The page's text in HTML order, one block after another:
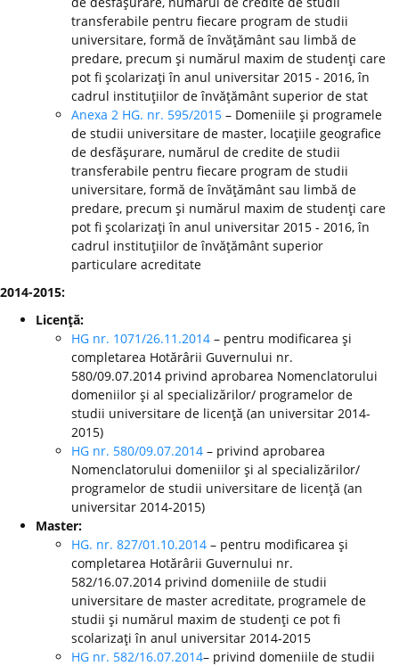
transferabile pentru fiecare program de studii
universitare, formă de învăţământ sau limbă de
predare, precum şi numărul maxim de studenţi care
pot fi şcolarizaţi în anul universitar 2015 - 2016, în
cadrul instituţiilor de învăţământ superior de stat
Anexa 2 HG. nr. 595/2015 – Domeniile şi programele
de studii universitare de master, locaţiile geografice
de desfăşurare, numărul de credite de studii
transferabile pentru fiecare program de studii
universitare, formă de învăţământ sau limbă de
predare, precum şi numărul maxim de studenţi care
pot fi şcolarizaţi în anul universitar 2015 - 2016, în
cadrul instituţiilor de învăţământ superior
particulare acreditate
2014-2015:
Licenţă:
HG nr. 1071/26.11.2014 – pentru modificarea şi
completarea Hotărârii Guvernului nr.
580/09.07.2014 privind aprobarea Nomenclatorului
domeniilor şi al specializărilor/ programelor de
studii universitare de licenţă (an universitar 2014-
2015)
HG nr. 580/09.07.2014 – privind aprobarea
Nomenclatorului domeniilor şi al specializărilor/
programelor de studii universitare de licenţă (an
universitar 2014-2015)
Master:
HG. nr. 827/01.10.2014 – pentru modificarea şi
completarea Hotărârii Guvernului nr.
582/16.07.2014 privind domeniile de studii
universitare de master acreditate, programele de
studii şi numărul maxim de studenţi ce pot fi
scolarizaţi în anul universitar 2014-2015
HG nr. 582/16.07.2014– privind domeniile de studii